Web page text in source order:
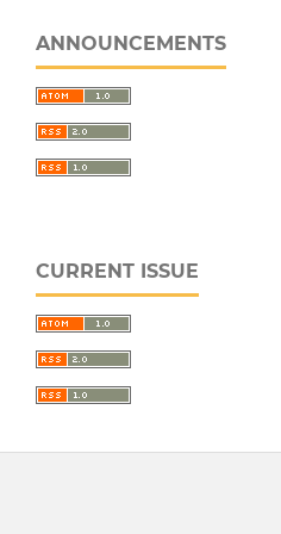
ANNOUNCEMENTS
CURRENT ISSUE